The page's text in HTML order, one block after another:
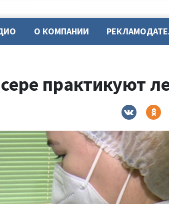
О КОМПАНИИ
практикуют